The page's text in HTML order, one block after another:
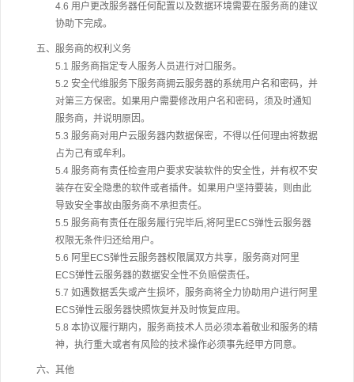
4.6 用户更改服务器任何配置以及数据环境需要在服务商的建议
协助下完成。
五、服务商的权利义务
5.1 服务商指定专人服务人员进行对口服务。
5.2 安全代维服务下服务商拥云服务器的系统用户名和密码，并
对第三方保密。如果用户需要修改用户名和密码，须及时通知
服务商，并说明原因。
5.3 服务商对用户云服务器内数据保密，不得以任何理由将数据
占为己有或牟利。
5.4 服务商有责任检查用户要求安装软件的安全性，并有权不安
装存在安全隐患的软件或者插件。如果用户坚持要装，则由此
导致安全事故由服务商不承担责任。
5.5 服务商有责任在服务履行完毕后,将阿里ECS弹性云服务器
权限无条件归还给用户。
5.6 阿里ECS弹性云服务器权限属双方共享，服务商对阿里
ECS弹性云服务器的数据安全性不负赔偿责任。
5.7 如遇数据丢失或产生损坏，服务商将全力协助用户进行阿里
ECS弹性云服务器快照恢复并及时恢复应用。
5.8 本协议履行期内，服务商技术人员必须本着敬业和服务的精
神，执行重大或者有风险的技术操作必须事先经甲方同意。
六、其他